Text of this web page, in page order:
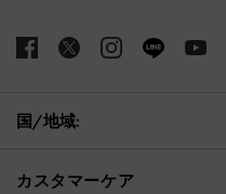
国/地域:
カスタマーケア